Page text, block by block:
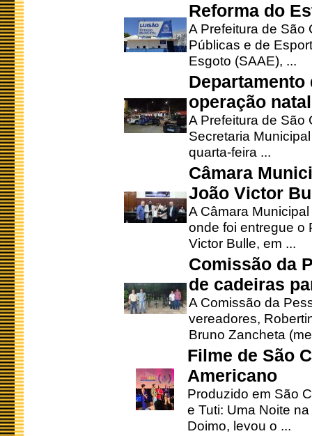
Reforma do
A Prefeitura de São
Públicas e de
Esgoto (SAAE), ...
operação
A Prefeitura de São
Secretaria
quarta-feira ...
Câmara
João Victor
A Câmara
onde foi entregue o
Victor Bulle, em ...
Comissão da
de cadeiras
A Comissão da
vereadores,
Bruno Zancheta
Filme de São
Americano
Produzido em São
e Tuti: Uma Noite
Doimo, levou o ...